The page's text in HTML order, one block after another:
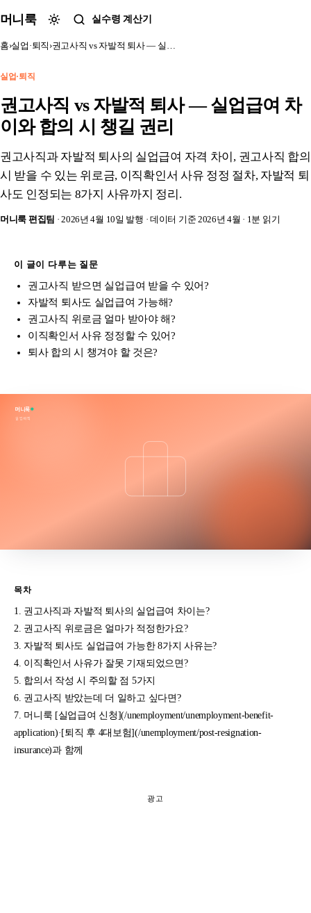
머니룩 실수령 계산기
홈›실업·퇴직 ›권고사직 vs 자발적 퇴사 — 실…
실업·퇴직
권고사직 vs 자발적 퇴사 — 실업급여 차
이와 합의 시 챙길 권리
권고사직과 자발적 퇴사의 실업급여 자격 차이, 권고사직 합의
시 받을 수 있는 위로금, 이직확인서 사유 정정 절차, 자발적 퇴
사도 인정되는 8가지 사유까지 정리.
머니룩 편집팀 · 2026년 4월 10일 발행 · 데이터 기준 2026년 4월 · 1분 읽기
이 글이 다루는 질문
권고사직 받으면 실업급여 받을 수 있어?
자발적 퇴사도 실업급여 가능해?
권고사직 위로금 얼마 받아야 해?
이직확인서 사유 정정할 수 있어?
퇴사 합의 시 챙겨야 할 것은?
머니룩
실업·퇴직
목차
권고사직과 자발적 퇴사의 실업급여 차이는?
권고사직 위로금은 얼마가 적정한가요?
자발적 퇴사도 실업급여 가능한 8가지 사유는?
이직확인서 사유가 잘못 기재되었으면?
합의서 작성 시 주의할 점 5가지
권고사직 받았는데 더 일하고 싶다면?
머니룩 [실업급여 신청](/unemployment/unemployment-benefit-
application)·[퇴직 후 4대보험](/unemployment/post-resignation-
insurance)과 함께
광고